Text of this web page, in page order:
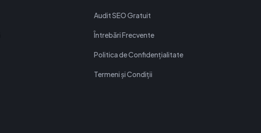
Audit SEO Gratuit
Întrebări Frecvente
Politica de Confidențialitate
Termeni și Condiții